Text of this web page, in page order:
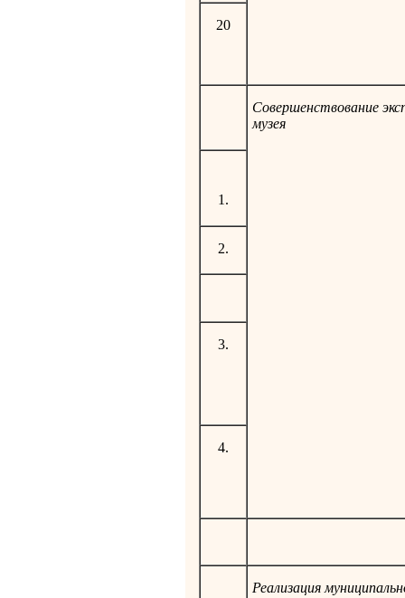
20
Совершенствование
музея
1.
2.
3.
4.
Реализация